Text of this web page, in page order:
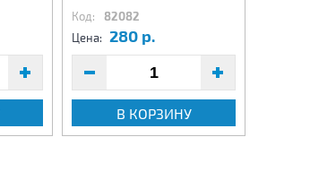
Код: 82082
Цена: 280 р.
В КОРЗИНУ